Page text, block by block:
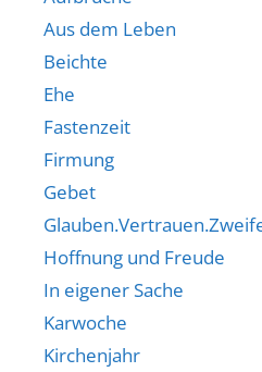
Aus dem Leben
Beichte
Ehe
Fastenzeit
Firmung
Gebet
Hoffnung und Freude
In eigener Sache
Karwoche
Kirchenjahr